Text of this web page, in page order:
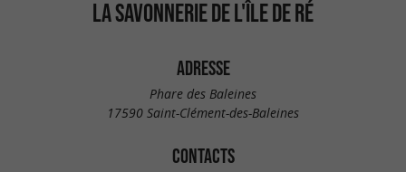
LA SAVONNERIE DE L'ÎLE DE RÉ
ADRESSE
Phare des Baleines
17590 Saint-Clément-des-Baleines
CONTACTS